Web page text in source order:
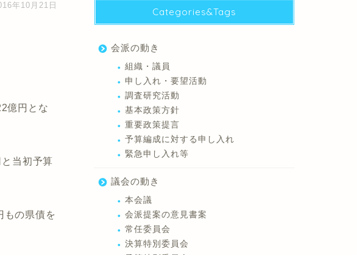
年10月21日
億円とな
当初予算
もの県債を
Categories&Tags
会派の動き
組織・議員
申し入れ・要望活動
調査研究活動
基本政策方針
重要政策提言
予算編成に対する申し入れ
緊急申し入れ等
議会の動き
本会議
会派提案の意見書案
常任委員会
決算特別委員会